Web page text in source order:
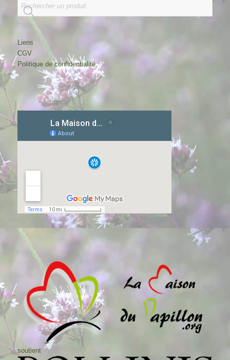
Liens
CGV
Politique de confidentialité
soutient